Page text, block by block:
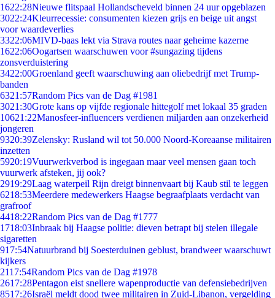
1622:28Nieuwe flitspaal Hollandscheveld binnen 24 uur opgeblazen
3022:24Kleurrecessie: consumenten kiezen grijs en beige uit angst
voor waardeverlies
3322:06MIVD-baas lekt via Strava routes naar geheime kazerne
1622:06Oogartsen waarschuwen voor #sungazing tijdens
zonsverduistering
3422:00Groenland geeft waarschuwing aan oliebedrijf met Trump-
banden
6321:57Random Pics van de Dag #1981
3021:30Grote kans op vijfde regionale hittegolf met lokaal 35 graden
10621:22Manosfeer-influencers verdienen miljarden aan onzekerheid
jongeren
9320:39Zelensky: Rusland wil tot 50.000 Noord-Koreaanse militairen
inzetten
5920:19Vuurwerkverbod is ingegaan maar veel mensen gaan toch
vuurwerk afsteken, jij ook?
2919:29Laag waterpeil Rijn dreigt binnenvaart bij Kaub stil te leggen
6218:53Meerdere medewerkers Haagse begraafplaats verdacht van
grafroof
4418:22Random Pics van de Dag #1777
1718:03Inbraak bij Haagse politie: dieven betrapt bij stelen illegale
sigaretten
917:54Natuurbrand bij Soesterduinen geblust, brandweer waarschuwt
kijkers
2117:54Random Pics van de Dag #1978
2617:28Pentagon eist snellere wapenproductie van defensiebedrijven
8517:26Israël meldt dood twee militairen in Zuid-Libanon, vergelding